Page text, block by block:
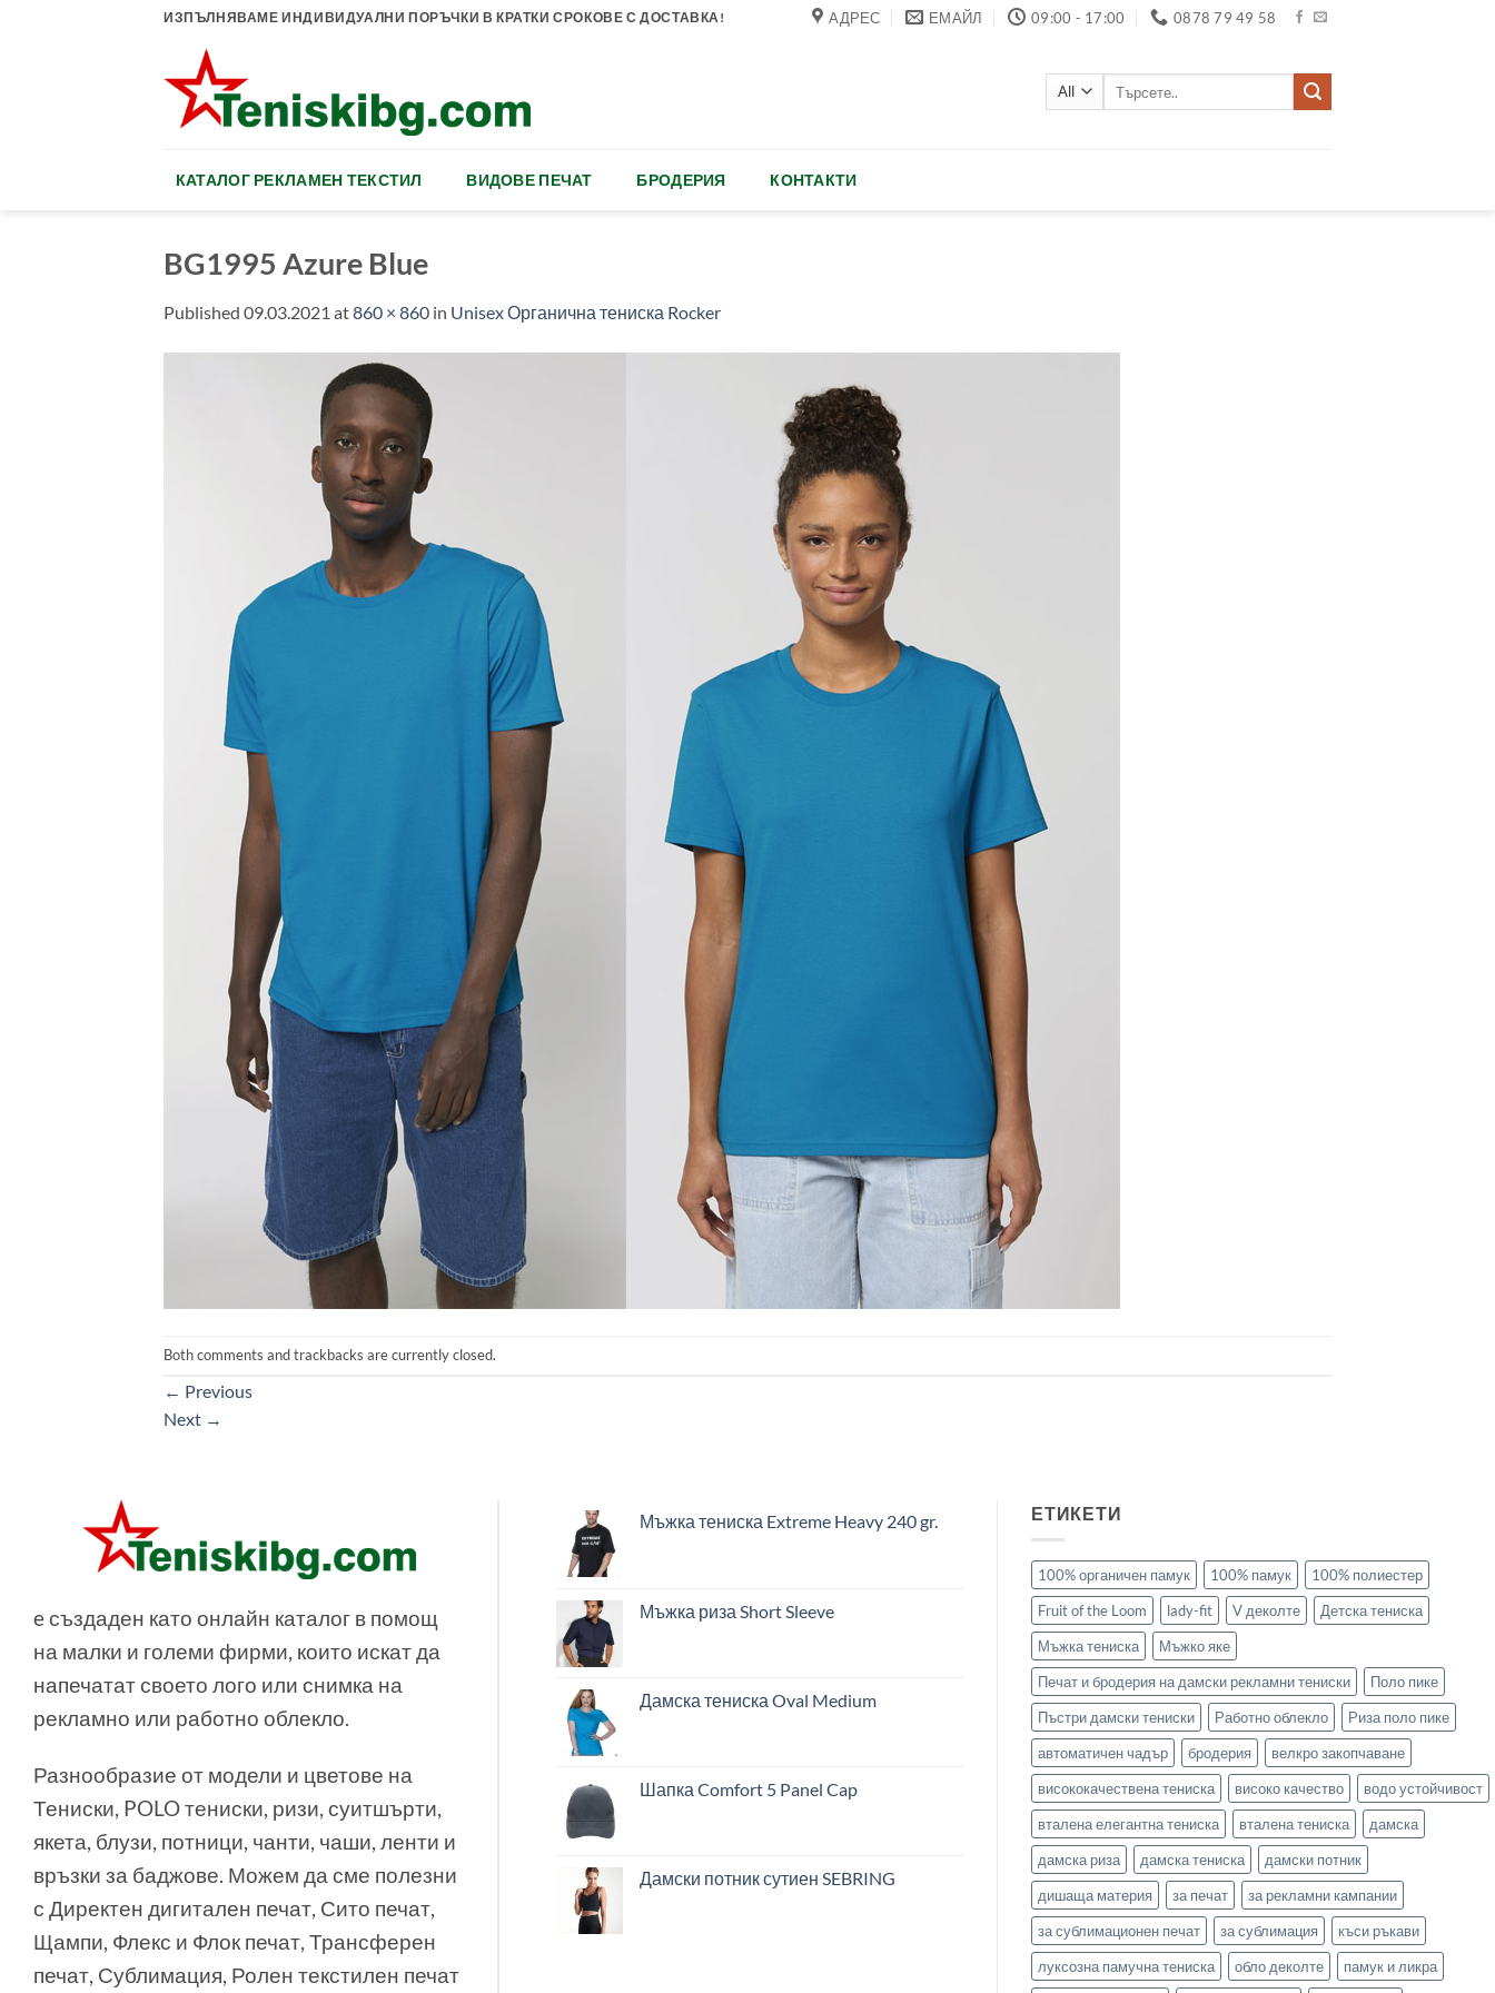
ИЗПЪЛНЯВАМЕ ИНДИВИДУАЛНИ ПОРЪЧКИ В КРАТКИ СРОКОВЕ С ДОСТАВКА! АДРЕС ЕМАЙЛ 09:00 - 17:00 0878 79 49 58
КАТАЛОГ РЕКЛАМЕН ТЕКСТИЛ ВИДОВЕ ПЕЧАТ БРОДЕРИЯ КОНТАКТИ
BG1995 Azure Blue
Published 09.03.2021 at860 × 860 in Unisex Органична тениска Rocker
Both comments and trackbacks are currently closed.
← Previous
Next →
e създаден като онлайн каталог в помощ
на малки и големи фирми, които искат да
напечатат своето лого или снимка на
рекламно или работно облекло.
Разнообразие от модели и цветове на
Тениски, POLO тениски, ризи, суитшърти,
якета, блузи, потници, чанти, чаши, ленти и
връзки за баджове. Можем да сме полезни
с Директен дигитален печат, Сито печат,
Щампи, Флекс и Флок печат, Трансферен
печат, Сублимация, Ролен текстилен печат
Мъжка тениска Extreme Heavy 240 gr.
Мъжка риза Short Sleeve
Дамска тениска Oval Medium
Шапка Comfort 5 Panel Cap
Дамски потник сутиен SEBRING
ЕТИКЕТИ
100% органичен памук 100% памук
100% полиестер
Fruit of the Loom
lady-fit V деколте
Детска тениска
Мъжка тениска
Мъжко яке
Печат и бродерия на дамски рекламни тениски
Поло пике
Пъстри дамски тениски
Работно облекло
Риза поло пике
автоматичен чадър
бродерия
велкро закопчаване
висококачествена тениска
високо качество
водо устойчивост
вталена елегантна тениска
вталена тениска
дамска
дамска риза
дамска тениска
дамски потник
дишаща материя
за печат
за рекламни кампании
за сублимационен печат
за сублимация
къси ръкави
луксозна памучна тениска
обло деколте памук и ликра